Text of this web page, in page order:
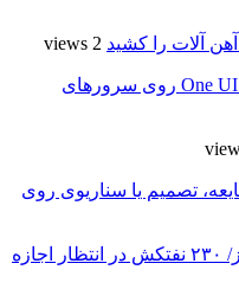
‌آلات را کشید 2 views
مشاهده اولین نسخه One UI 9.5 روی سرورهای
شایعه، تصمیم یا سناریوی روی
آخرین وضعیت تنگه هرمز/ ۲۳۰ نفتکش در انتظار اجازه